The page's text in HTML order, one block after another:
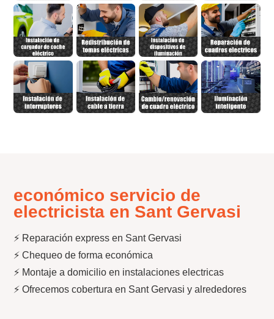
económico servicio de
electricista en Sant Gervasi
⚡ Reparación express en Sant Gervasi
⚡ Chequeo de forma económica
⚡ Montaje a domicilio en instalaciones electricas
⚡ Ofrecemos cobertura en Sant Gervasi y alrededores